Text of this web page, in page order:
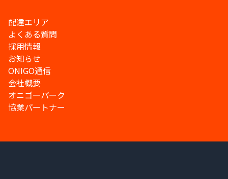
配達エリア
よくある質問
採用情報
お知らせ
ONIGO通信
会社概要
オニゴーパーク
協業パートナー